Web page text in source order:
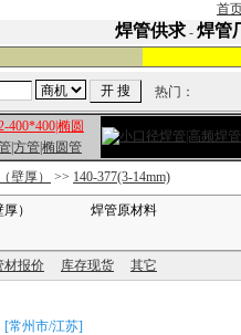
首
焊管供求- 焊管
热门：
400*400|椭圆
|方管|椭圆管
壁厚） >> 140-377(3-14mm)
）
焊管原材料
材报价 库存现货 其它
[常州市/江苏]